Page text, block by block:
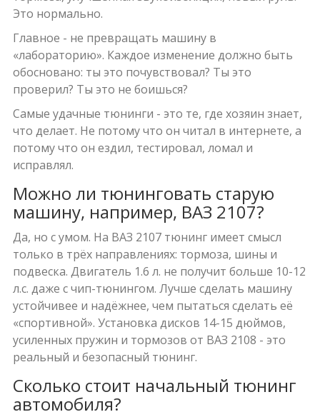
Это нормально.
Главное - не превращать машину в
«лабораторию». Каждое изменение должно быть
обосновано: ты это почувствовал? Ты это
проверил? Ты это не боишься?
Самые удачные тюнинги - это те, где хозяин знает,
что делает. Не потому что он читал в интернете, а
потому что он ездил, тестировал, ломал и
исправлял.
Можно ли тюнинговать старую
машину, например, ВАЗ 2107?
Да, но с умом. На ВАЗ 2107 тюнинг имеет смысл
только в трёх направлениях: тормоза, шины и
подвеска. Двигатель 1.6 л. не получит больше 10-12
л.с. даже с чип-тюнингом. Лучше сделать машину
устойчивее и надёжнее, чем пытаться сделать её
«спортивной». Установка дисков 14-15 дюймов,
усиленных пружин и тормозов от ВАЗ 2108 - это
реальный и безопасный тюнинг.
Сколько стоит начальный тюнинг
автомобиля?